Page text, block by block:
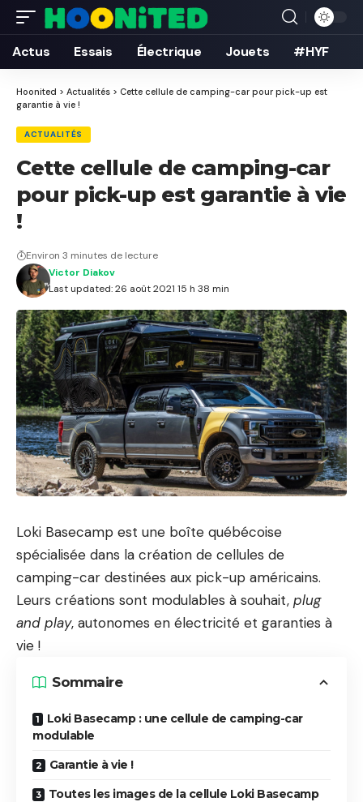
Actus Essais Électrique Jouets #HYF
Hoonited > Actualités > Cette cellule de camping-car pour pick-up est
garantie à vie !
ACTUALITÉS
Cette cellule de camping-car
pour pick-up est garantie à vie
!
Last updated: 26 août 2021 15 h 38 min
Victor Diakov
Environ 3 minutes de lecture
Loki Basecamp est une boîte québécoise
spécialisée dans la création de cellules de
camping-car destinées aux pick-up américains.
Leurs créations sont modulables à souhait, plug
and play, autonomes en électricité et garanties à
vie !
Sommaire
Loki Basecamp : une cellule de camping-car
modulable
Garantie à vie !
Toutes les images de la cellule Loki Basecamp